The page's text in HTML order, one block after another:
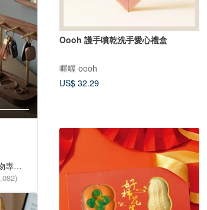
頌禮 | 客製化禮物專門店
Oooh 護手噴乾洗手愛心禮盒
喔喔 oooh
US$ 32.29